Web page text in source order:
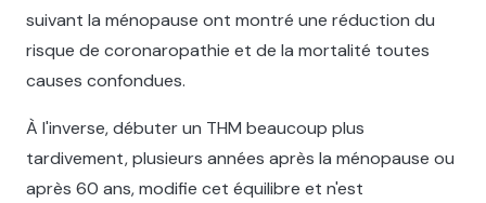
suivant la ménopause ont montré une réduction du
risque de coronaropathie et de la mortalité toutes
causes confondues.
À l'inverse, débuter un THM beaucoup plus
tardivement, plusieurs années après la ménopause ou
après 60 ans, modifie cet équilibre et n'est